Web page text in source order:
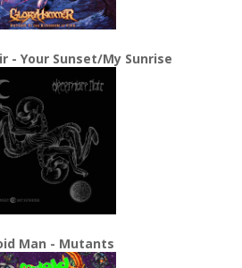
- Your Sunset/My Sunrise
Man - Mutants